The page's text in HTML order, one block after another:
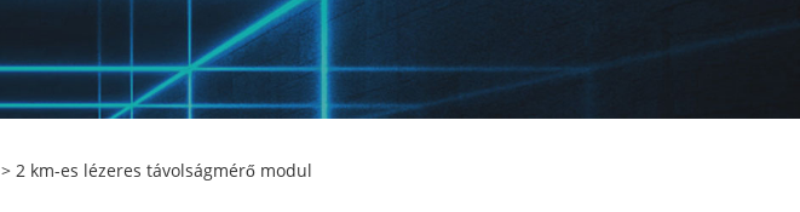
> 2 km-es lézeres távolságmérő modul